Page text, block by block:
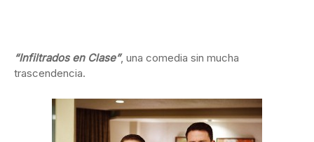
“Infiltrados en Clase”, una comedia sin mucha
trascendencia.